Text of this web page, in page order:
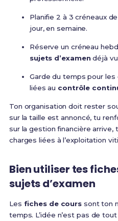
Planifie 2 à 3 créneaux de
jour, en semaine.
Réserve un créneau
sujets d’examendéjà
Garde du temps pour
liées au contrôle
Ton organisation doit rester
sur la taille est annoncé, tu
sur la gestion financière
charges liées à l’exploitation
Bien utiliser tes
sujets d’examen
Les fiches de cours sont ton
temps. L’idée n’est pas de